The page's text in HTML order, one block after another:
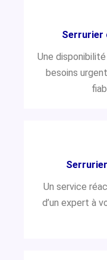
Serrurier
Une
besoins
Un service
d’un expert à